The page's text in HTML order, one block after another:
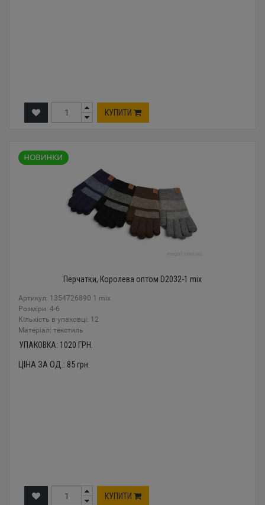
КУПИТИ
Перчатки, Королева оптом D2032-1 mix
Артикул: 1354726890 1 mix
Розміри: 4-6
Кількість в упаковці: 12
Mатеріал: текстиль
УПАКОВКА: 1020 ГРН.
ЦІНА ЗА ОД.: 85грн.
КУПИТИ